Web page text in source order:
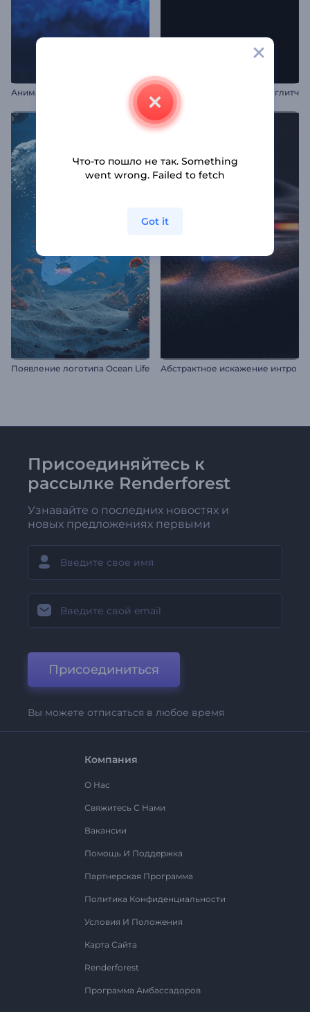
А
нимация лого: Взрыв в гиперпространстве Анимация лого: Быстрый глитч
Появление логотипа Ocean Life Абстрактное искажение интро
Присоединяйтесь к
рассылке Renderforest
Узнавайте о последних новостях и
новых предложениях первыми
Присоединиться
Вы можете отписаться в любое время
Компания
О Нас
Свяжитесь С Нами
Вакансии
Помощь И Поддержка
Партнерская Программа
Политика Конфиденциальности
Условия И Положения
Карта Сайта
Renderforest
Программа Амбассадоров
Что-то пошло не так. Something
went wrong. Failed to fetch
Got it